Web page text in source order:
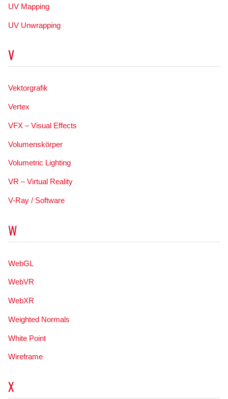
UV Mapping
UV Unwrapping
V
Vektorgrafik
Vertex
VFX – Visual Effects
Volumenskörper
Volumetric Lighting
VR – Virtual Reality
V-Ray / Software
W
WebGL
WebVR
WebXR
Weighted Normals
White Point
Wireframe
X